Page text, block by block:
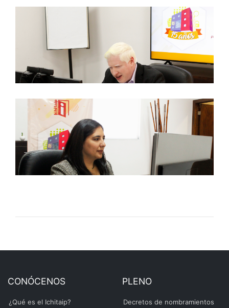
CONÓCENOS
¿Qué es el Ichitaip?
PLENO
Decretos de nombramientos